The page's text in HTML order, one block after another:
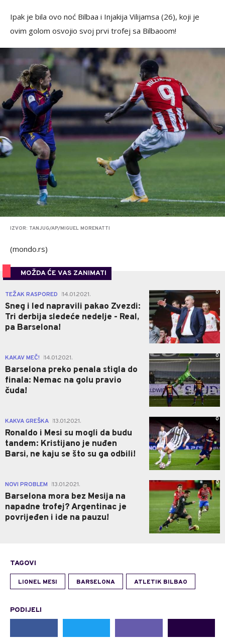
Ipak je bila ovo noć Bilbaa i Injakija Vilijamsa (26), koji je
ovim golom osvojio svoj prvi trofej sa Bilbaoom!
IZVOR: TANJUG/AP/MIGUEL MORENATTI
(mondo.rs)
MOŽDA ĆE VAS ZANIMATI
TEŽAK RASPORED 14.01.2021.
Sneg i led napravili pakao Zvezdi:
Tri derbija sledeće nedelje - Real,
pa Barselona!
0
KAKAV MEČ! 14.01.2021.
Barselona preko penala stigla do
finala: Nemac na golu pravio
čuda!
0
KAKVA GREŠKA 13.01.2021.
Ronaldo i Mesi su mogli da budu
tandem: Kristijano je nuđen
Barsi, ne kaju se što su ga odbili!
0
NOVI PROBLEM 13.01.2021.
Barselona mora bez Mesija na
napadne trofej? Argentinac je
povrijeđen i ide na pauzu!
0
TAGOVI
LIONEL MESI BARSELONA ATLETIK BILBAO
PODIJELI